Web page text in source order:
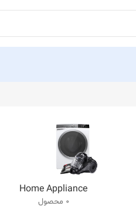
Home Appliance
0 محصول